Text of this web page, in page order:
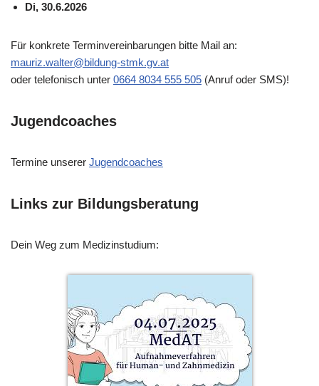
Di, 30.6.2026
Für konkrete Terminvereinbarungen bitte Mail an:
mauriz.walter@bildung-stmk.gv.at
oder telefonisch unter 0664 8034 555 505 (Anruf oder SMS)!
Jugendcoaches
Termine unserer Jugendcoaches
Links zur Bildungsberatung
Dein Weg zum Medizinstudium: